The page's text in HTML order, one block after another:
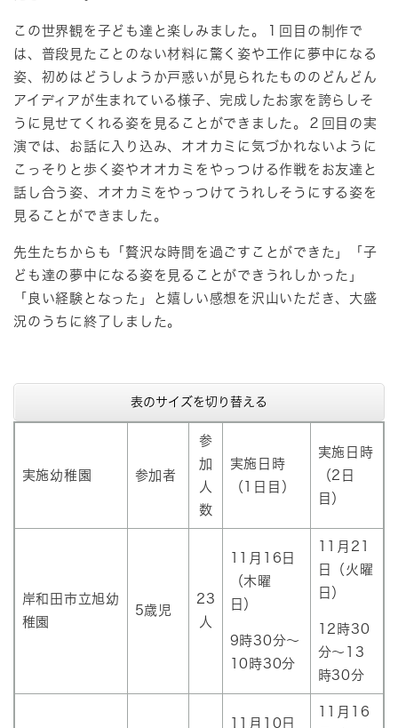
この世界観を子ども達と楽しみました。１回目の制作で
は、普段見たことのない材料に驚く姿や工作に夢中になる
姿、初めはどうしようか戸惑いが見られたもののどんどん
アイディアが生まれている様子、完成したお家を誇らしそ
うに見せてくれる姿を見ることができました。２回目の実
演では、お話に入り込み、オオカミに気づかれないように
こっそりと歩く姿やオオカミをやっつける作戦をお友達と
話し合う姿、オオカミをやっつけてうれしそうにする姿を
見ることができました。
先生たちからも「贅沢な時間を過ごすことができた」「子
ども達の夢中になる姿を見ることができうれしかった」
「良い経験となった」と嬉しい感想を沢山いただき、大盛
況のうちに終了しました。
表のサイズを切り替える
実施幼稚園 参加者
参
加
人
数
実施日時
（1日目）
実施日時
（2日
目）
岸和田市立旭幼
稚園
5歳児
23
人
11月16日
（木曜
日）
9時30分～
10時30分
11月21
日（火曜
日）
12時30
分～13
時30分
11月10日
11月16